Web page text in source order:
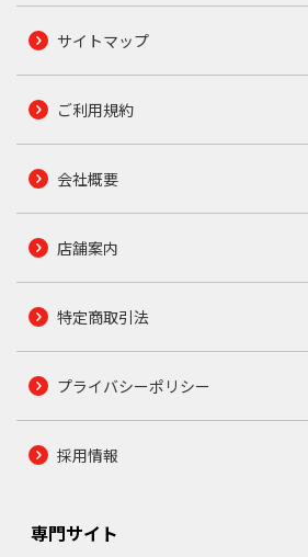
サイトマップ
ご利用規約
会社概要
店舗案内
特定商取引法
プライバシーポリシー
採用情報
専門サイト